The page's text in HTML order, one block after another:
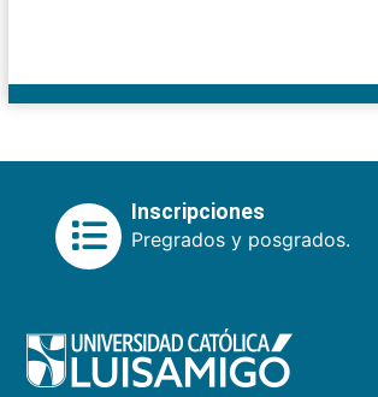
Inscripciones
Pregrados y posgrados.